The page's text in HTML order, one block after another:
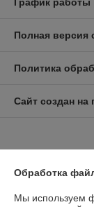
Полная версия
Политика
Сайт создан на
Информация для
Обработка
Мы используем